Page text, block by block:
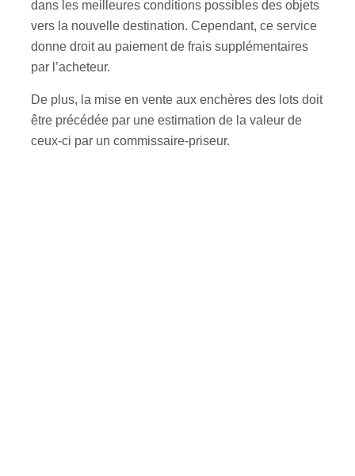
dans les meilleures conditions possibles des objets
vers la nouvelle destination. Cependant, ce service
donne droit au paiement de frais supplémentaires
par l’acheteur.
De plus, la mise en vente aux enchères des lots doit
être précédée par une estimation de la valeur de
ceux-ci par un commissaire-priseur.